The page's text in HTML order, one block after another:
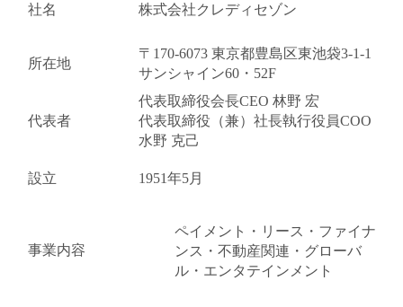
社名 株式会社クレディセゾン
所在地
〒170-6073 東京都豊島区東池袋3-1-1
サンシャイン60・52F
代表者
代表取締役会長CEO 林野 宏
代表取締役（兼）社長執行役員COO
水野 克己
設立 1951年5月
事業内容
ペイメント・リース・ファイナ
ンス・不動産関連・グローバ
ル・エンタテインメント